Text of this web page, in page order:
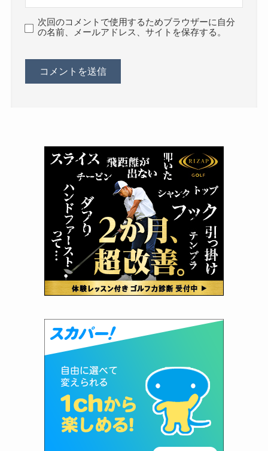
次回のコメントで使用するためブラウザーに自分
の名前、メールアドレス、サイトを保存する。